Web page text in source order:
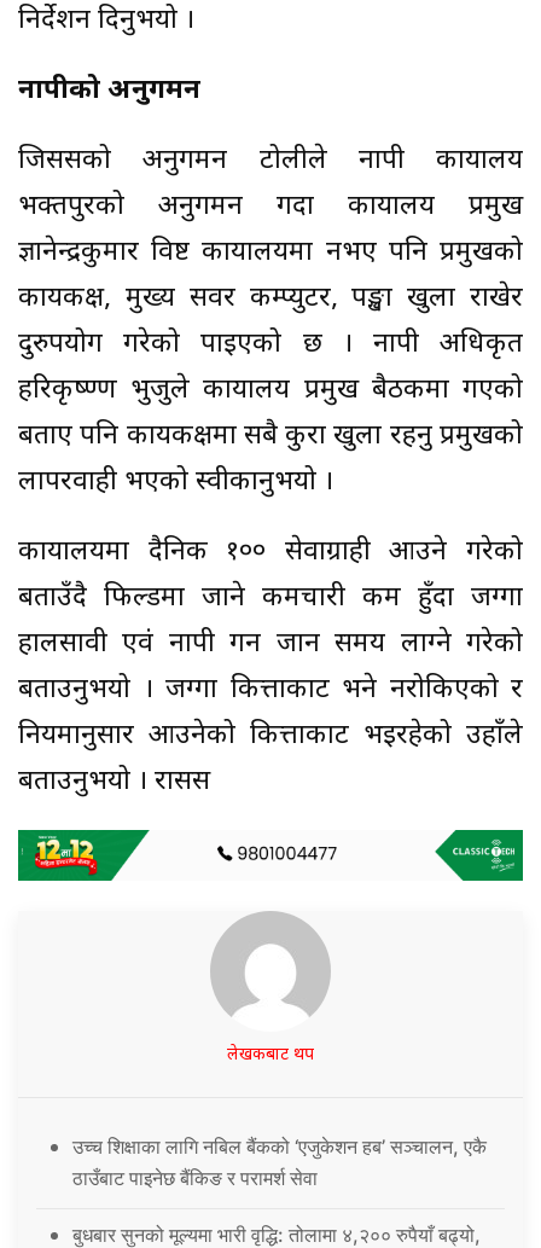
निर्देशन दिनुभयो ।
नापीको अनुगमन
जिससको अनुगमन टोलीले नापी कार्यालय
भक्तपुरको अनुगमन गर्दा कार्यालय प्रमुख
ज्ञानेन्द्रकुमार विष्ट कार्यालयमा नभए पनि प्रमुखको
कार्यकक्ष, मुख्य सर्वर कम्प्युटर, पङ्खा खुला राखेर
दुरुपयोग गरेको पाइएको छ । नापी अधिकृत
हरिकृष्ण्ण भुजुले कार्यालय प्रमुख बैठकमा गएको
बताए पनि कार्यकक्षमा सबै कुरा खुला रहनु प्रमुखको
लापरवाही भएको स्वीकार्नुभयो ।
कार्यालयमा दैनिक १०० सेवाग्राही आउने गरेको
बताउँदै फिल्डमा जाने कर्मचारी कम हुँदा जग्गा
हालसावी एवं नापी गर्न जान समय लाग्ने गरेको
बताउनुभयो । जग्गा कित्ताकाट भने नरोकिएको र
नियमानुसार आउनेको कित्ताकाट भइरहेको उहाँले
बताउनुभयो । रासस
लेखकबाट थप
उच्च शिक्षाका लागि नबिल बैंकको ‘एजुकेशन हब’ सञ्चालन, एकै
ठाउँबाट पाइनेछ बैंकिङ र परामर्श सेवा
बुधबार सुनको मूल्यमा भारी वृद्धि: तोलामा ४,२०० रुपैयाँ बढ्यो,